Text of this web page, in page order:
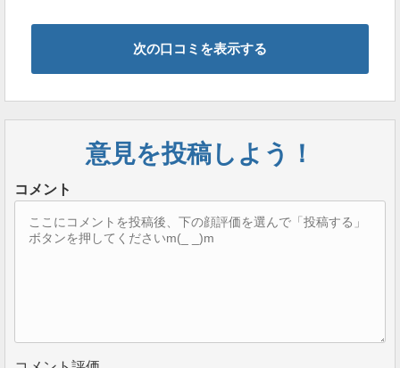
次の口コミを表示する
意見を投稿しよう！
コメント